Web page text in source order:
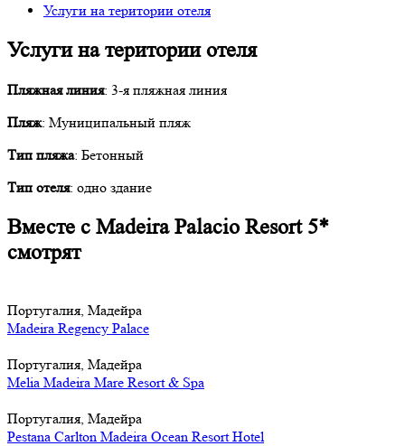
Услуги на територии отеля
Услуги на територии отеля
Пляжная линия: 3-я пляжная линия
Пляж: Муниципальный пляж
Тип пляжа: Бетонный
Тип отеля: одно здание
Вместе с Madeira Palacio Resort 5*
смотрят
Португалия, Мадейра
Madeira Regency Palace
Португалия, Мадейра
Melia Madeira Mare Resort & Spa
Португалия, Мадейра
Pestana Carlton Madeira Ocean Resort Hotel